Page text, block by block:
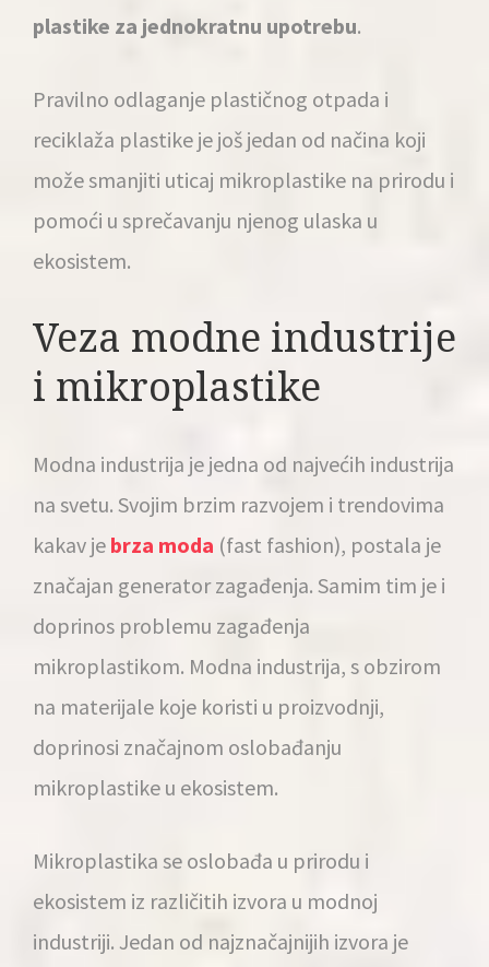
plastike za jednokratnu upotrebu.
Pravilno odlaganje plastičnog otpada i
reciklaža plastike je još jedan od načina koji
može smanjiti uticaj mikroplastike na prirodu i
pomoći u sprečavanju njenog ulaska u
ekosistem.
Veza modne industrije
i mikroplastike
Modna industrija je jedna od najvećih industrija
na svetu. Svojim brzim razvojem i trendovima
kakav je brza moda (fast fashion), postala je
značajan generator zagađenja. Samim tim je i
doprinos problemu zagađenja
mikroplastikom. Modna industrija, s obzirom
na materijale koje koristi u proizvodnji,
doprinosi značajnom oslobađanju
mikroplastike u ekosistem.
Mikroplastika se oslobađa u prirodu i
ekosistem iz različitih izvora u modnoj
industriji. Jedan od najznačajnijih izvora je